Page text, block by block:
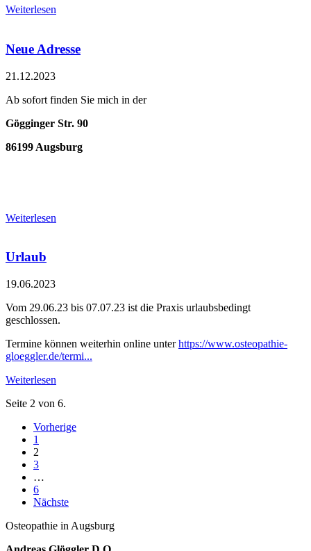
Weiterlesen
Neue Adresse
21.12.2023
Ab sofort finden Sie mich in der
Gögginger Str. 90
86199 Augsburg
Weiterlesen
Urlaub
19.06.2023
Vom 29.06.23 bis 07.07.23 ist die Praxis urlaubsbedingt
geschlossen.
Termine können weiterhin online unterhttps://www.osteopathie-
gloeggler.de/termi...
Weiterlesen
Seite 2 von 6.
Vorherige
1
2
3
…
6
Nächste
Osteopathie in Augsburg